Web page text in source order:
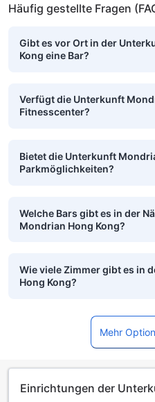
Häufig gestellte Fragen
Gibt es vor Ort in der
Kong eine Bar?
Verfügt die Unterkunft
Fitnesscenter?
Bietet die Unterkunft
Parkmöglichkeiten?
Welche Bars gibt es in der
Mondrian Hong Kong?
Wie viele Zimmer gibt es in
Hong Kong?
Mehr
Einrichtungen der